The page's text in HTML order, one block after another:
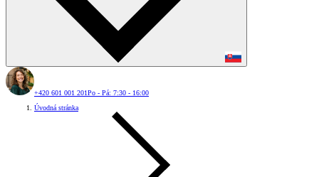
+420 601 001 201Po - Pá: 7:30 - 16:00
Úvodná stránka